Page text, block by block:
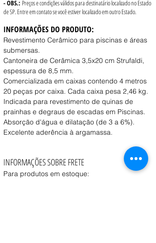
- OBS.: Preços e condições válidos para destinatário localizado no Estado
de SP. Entre em contato se você estiver localizado em outro Estado.
INFORMAÇÕES DO PRODUTO:
Revestimento Cerâmico para piscinas e áreas
submersas.
Cantoneira de Cerâmica 3,5x20 cm Strufaldi,
espessura de 8,5 mm.
Comercializada em caixas contendo 4 metros
20 peças por caixa. Cada caixa pesa 2,46 kg.
Indicada para revestimento de quinas de
prainhas e degraus de escadas em Piscinas.
Absorção d'água e dilatação (de 3 a 6%).
Excelente aderência à argamassa.
INFORMAÇÕES SOBRE FRETE
Para produtos em estoque: